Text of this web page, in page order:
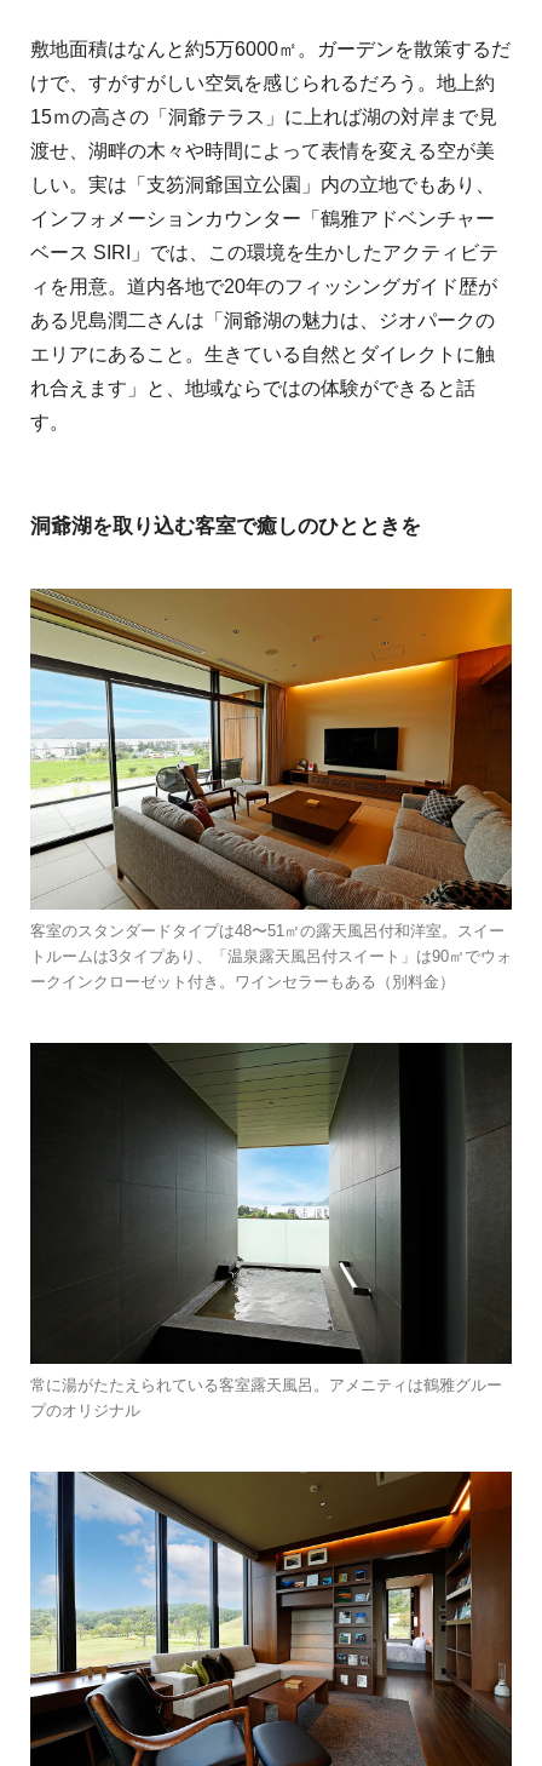
敷地面積はなんと約5万6000㎡。ガーデンを散策するだ
けで、すがすがしい空気を感じられるだろう。地上約
15ｍの高さの「洞爺テラス」に上れば湖の対岸まで見
渡せ、湖畔の木々や時間によって表情を変える空が美
しい。実は「支笏洞爺国立公園」内の立地でもあり、
インフォメーションカウンター「鶴雅アドベンチャー
ベース SIRI」では、この環境を生かしたアクティビテ
ィを用意。道内各地で20年のフィッシングガイド歴が
ある児島潤二さんは「洞爺湖の魅力は、ジオパークの
エリアにあること。生きている自然とダイレクトに触
れ合えます」と、地域ならではの体験ができると話
す。
洞爺湖を取り込む客室で癒しのひとときを
客室のスタンダードタイプは48〜51㎡の露天風呂付和洋室。スイー
トルームは3タイプあり、「温泉露天風呂付スイート」は90㎡でウォ
ークインクローゼット付き。ワインセラーもある（別料金）
常に湯がたたえられている客室露天風呂。アメニティは鶴雅グルー
プのオリジナル